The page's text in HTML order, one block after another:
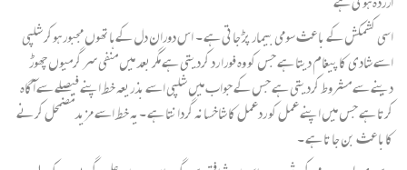
اسی کشمکش کے باعث سومی بیمار پڑ جاتی ہے ۔ اس دوران دل کے ہاتھوں مجبور ہوکر شلپی
اسے شادی کا پیغام دیتا ہے جس کو وہ فورا رد کردیتی ہے مگر بعد میں منفی سر گرمیوں چھوڑ
دینے سے مشروط کردیتی ہے جس کے جواب میں شلپی اسے بذریعہ خط اپنے فیصلے سے آگاہ
کرتا ہے جس میں اپنے عمل کو ردعمل کا شاخسانہ گردانتا ہے ۔یہ خط اسے مزیدمضمحل کرنے
کاباعث بن جا تا ہے ۔